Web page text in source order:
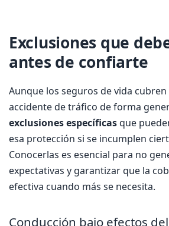
Exclusiones que
antes de confiarte
Aunque los seguros de vida
accidente de tráfico de forma
exclusiones específicasque
esa protección si se incumplen
Conocerlas es esencial para no
expectativas y garantizar que la
efectiva cuando más se necesita.
Conducción bajo efectos